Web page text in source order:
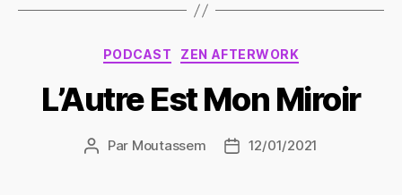
Catégories
PODCAST ZEN AFTERWORK
L’Autre Est Mon Miroir
Auteur
Par Moutassem
Date12/01/2021